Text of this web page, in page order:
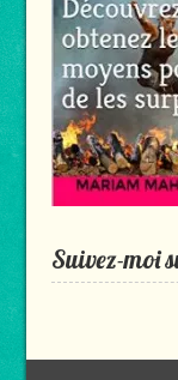
Suivez-moi